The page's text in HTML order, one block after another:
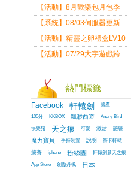
維護公告
【活動】8月歡樂包月包季
送
【系統】08/03伺服器更新
維護公告
【活動】精靈之卵禮盒LV10
限量發送中
【活動】07/29大宇遊戲跨
熱門標籤
Facebook 軒轅劍
國產
100分
KKBOX 飄渺西遊
Angry Bird
快樂豬
天之痕 可愛 激活 戀戀
魔力寶貝 手持裝置 說明
符卡軒轅
競賽
iphone 粉絲團
軒轅劍參天之痕
App Store
劍傲丹楓 日本